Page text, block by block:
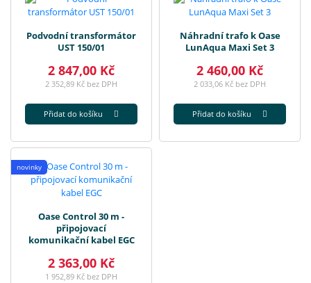
Podvodní transformátor
UST 150/01
2 847,00 Kč
2 352,89 Kč bez DPH
Přidat do košíku
Náhradní trafo k Oase
LunAqua Maxi Set 3
2 460,00 Kč
2 033,06 Kč bez DPH
Přidat do košíku
novinky
Oase Control 30 m -
připojovací
komunikační kabel EGC
2 363,00 Kč
1 952,89 Kč bez DPH